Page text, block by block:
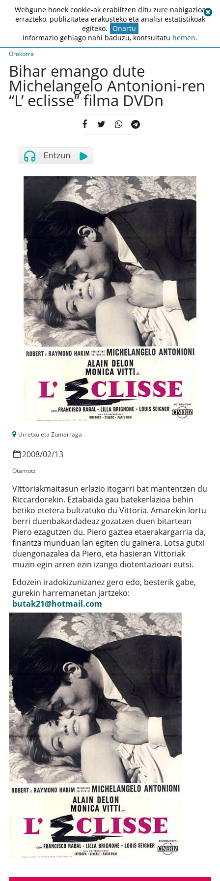
Orokorra
Bihar emango dute
Michelangelo Antonioni-ren
“L’ eclisse” filma DVDn
Urretxu eta Zumarraga
2008/02/13
Otamotz
Vittoriakmaitasun erlazio itogarri bat mantentzen du
Riccardorekin. Eztabaida gau batekerlazioa behin
betiko etetera bultzatuko du Vittoria. Amarekin lortu
berri duenbakardadeaz gozatzen duen bitartean
Piero ezagutzen du. Piero gaztea etaerakargarria da,
finantza munduan lan egiten du gainera. Lotsa gutxi
duengonazalea da Piero, eta hasieran Vittoriak
muzin egin arren ezin izango diotentazioari eutsi.
Edozein iradokizunizanez gero edo, besterik gabe,
gurekin harremanetan jartzeko:
butak21@hotmail.com
Webgune honek cookie-ak erabiltzen ditu zure nabigazioa
errazteko, publizitatea erakusteko eta analisi estatistikoak
egiteko. Onartu
Informazio gehiago nahi baduzu, kontsultatu hemen.